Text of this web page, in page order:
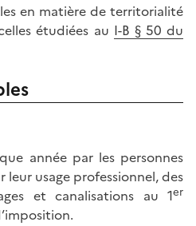
en matière de territorialité
étudiées au I-B § 50 du
année par les personnes
usage professionnel, des
et canalisations au 1er